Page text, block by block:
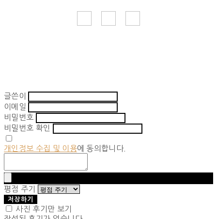
글쓴이
이메일
비밀번호
비밀번호 확인
개인정보 수집 및 이용에 동의합니다.
평점 주기
저장하기
사진 후기만 보기